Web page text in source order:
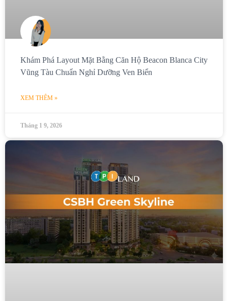
Khám Phá Layout Mặt Bằng Căn Hộ Beacon Blanca City
Vũng Tàu Chuẩn Nghỉ Dưỡng Ven Biển
XEM THÊM »
Tháng 1 9, 2026